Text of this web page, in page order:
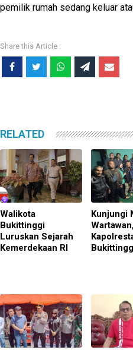
pemilik rumah sedang keluar
RELATED
Walikota
Bukittinggi
Luruskan Sejarah
Kemerdekaan RI
Kunjungi